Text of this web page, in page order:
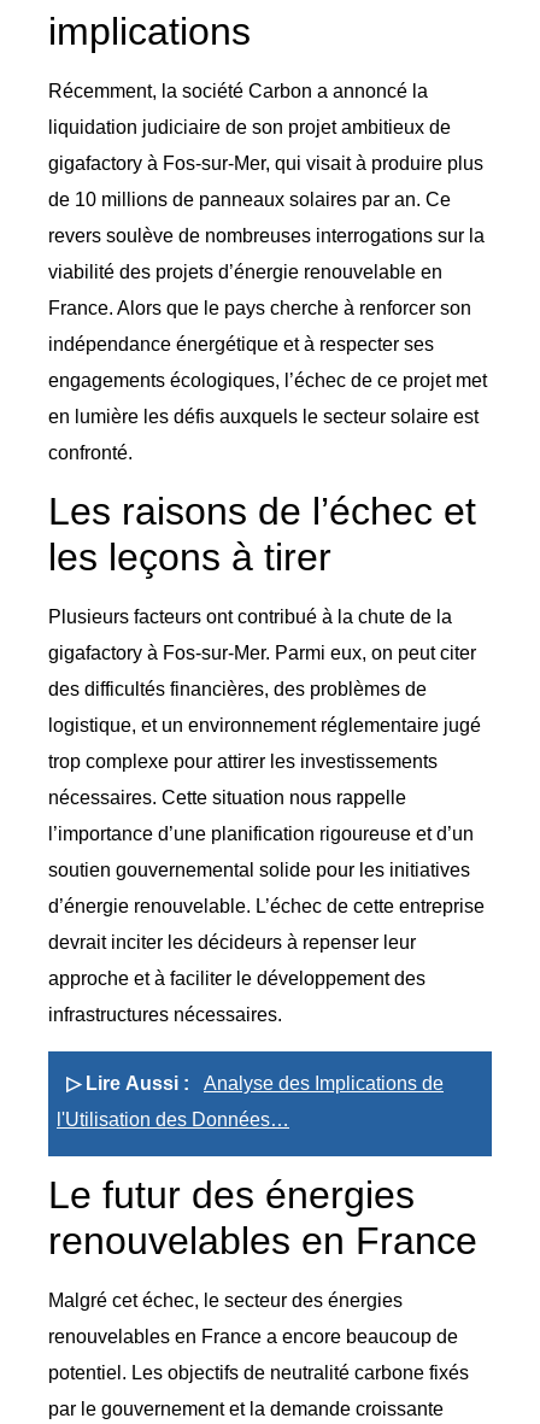
implications
Récemment, la société Carbon a annoncé la
liquidation judiciaire de son projet ambitieux de
gigafactory à Fos-sur-Mer, qui visait à produire plus
de 10 millions de panneaux solaires par an. Ce
revers soulève de nombreuses interrogations sur la
viabilité des projets d’énergie renouvelable en
France. Alors que le pays cherche à renforcer son
indépendance énergétique et à respecter ses
engagements écologiques, l’échec de ce projet met
en lumière les défis auxquels le secteur solaire est
confronté.
Les raisons de l’échec et
les leçons à tirer
Plusieurs facteurs ont contribué à la chute de la
gigafactory à Fos-sur-Mer. Parmi eux, on peut citer
des difficultés financières, des problèmes de
logistique, et un environnement réglementaire jugé
trop complexe pour attirer les investissements
nécessaires. Cette situation nous rappelle
l’importance d’une planification rigoureuse et d’un
soutien gouvernemental solide pour les initiatives
d’énergie renouvelable. L’échec de cette entreprise
devrait inciter les décideurs à repenser leur
approche et à faciliter le développement des
infrastructures nécessaires.
▷ Lire Aussi :
Analyse des Implications de
l'Utilisation des Données…
Le futur des énergies
renouvelables en France
Malgré cet échec, le secteur des énergies
renouvelables en France a encore beaucoup de
potentiel. Les objectifs de neutralité carbone fixés
par le gouvernement et la demande croissante